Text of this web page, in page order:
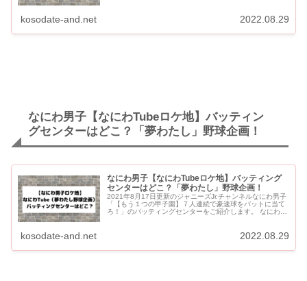
kosodate-and.net 2022.08.29
なにわ男子【なにわTubeロケ地】バッティン
グセンターはどこ？「夢わたし」野球企画！
なにわ男子【なにわTubeロケ地】バッティング
センターはどこ？「夢わたし」野球企画！
2021年8月17日更新のジャニーズJr.チャンネルなにわ男子
「【もう１つの甲子園】７人連続で豪速球をバットに当て
ろ！」のバッティングセンターをご紹介します。 なにわ男
kosodate-and.net 2022.08.29